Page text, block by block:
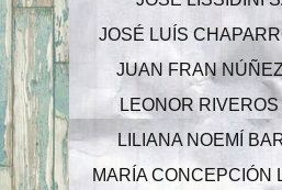
JOSÉ LUÍS
JUAN FRAN
LEONOR
LILIANA NOEMÍ
MARÍA CONCEPCIÓN